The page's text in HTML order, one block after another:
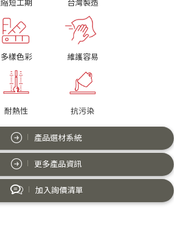
縮短工期 台灣製造
多樣色彩 維護容易
耐熱性 抗污染
產品選材系統
更多產品資訊
加入詢價清單